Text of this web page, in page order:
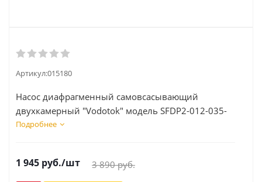
Артикул:015180
Насос диафрагменный самовсасывающий
двухкамерный "Vodotok" модель SFDP2-012-035-
21
Подробнее
1 945 руб./шт 3 890руб.